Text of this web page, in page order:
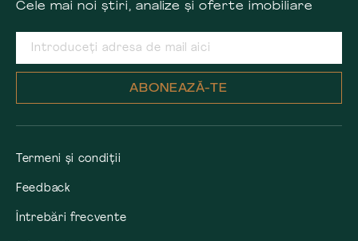
Cele mai noi știri, analize și oferte imobiliare
ABONEAZĂ-TE
Termeni și condiții
Feedback
Întrebări frecvente